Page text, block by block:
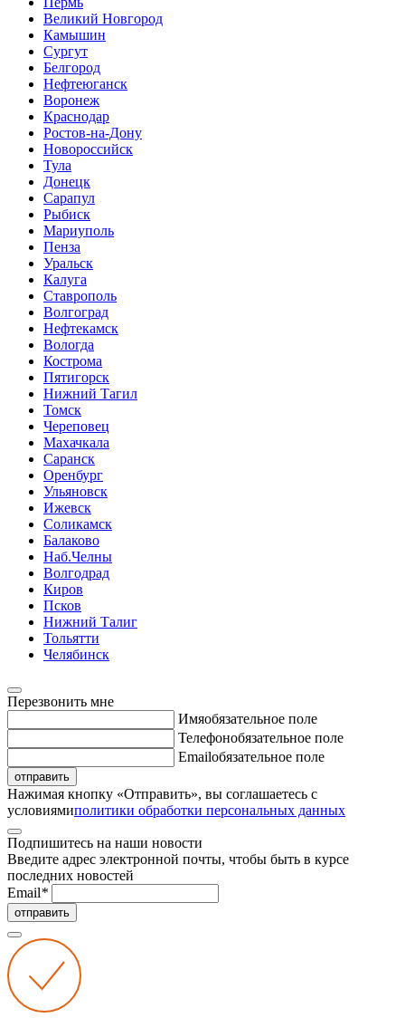
Великий Новгород
Камышин
Сургут
Белгород
Нефтеюганск
Воронеж
Краснодар
Ростов-на-Дону
Новороссийск
Тула
Донецк
Сарапул
Рыбиск
Мариуполь
Пенза
Уральск
Калуга
Ставрополь
Волгоград
Нефтекамск
Вологда
Кострома
Пятигорск
Нижний Тагил
Томск
Череповец
Махачкала
Саранск
Оренбург
Ульяновск
Ижевск
Соликамск
Балаково
Наб.Челны
Волгодрад
Киров
Псков
Нижний Талиг
Тольятти
Челябинск
Перезвонить мне
Имяобязательное поле
Телефонобязательное поле
Emailобязательное поле
отправить
Нажимая кнопку «Отправить», вы соглашаетесь с
условиямиполитики обработки персональных данных
Подпишитесь на наши новости
Введите адрес электронной почты, чтобы быть в курсе
последних новостей
Email*
отправить